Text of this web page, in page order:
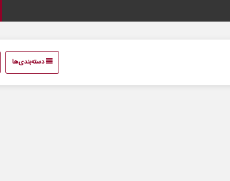
دسته‌بندی‌ها